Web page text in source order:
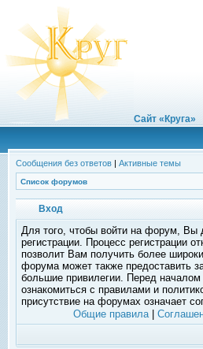
Сайт «Круга»
Сообщения без ответов | Активные темы
Список форумов
Вход
Для того, чтобы войти на форум, Вы
регистрации. Процесс регистрации
позволит Вам получить более
форума может также предоставить
большие привилегии. Перед
ознакомиться с правилами и
присутствие на форумах означает
Общие правила|